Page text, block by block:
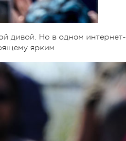
дивой. Но в одном интернет-
ярким.